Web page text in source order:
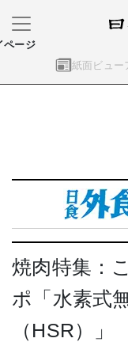
紙面ビュー
ページ
焼肉特集：
ポ「水素式
（HSR）